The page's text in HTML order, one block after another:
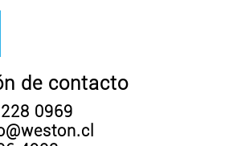
de contacto
0969